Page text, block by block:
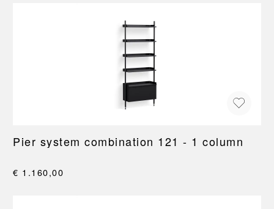
Pier system combination 121 - 1 column
€ 1.160,00